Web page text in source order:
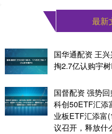
最新
国华通配资 王
掏2.7亿认购宇
国督配资 强势
科创50ETF汇添
业板ETF汇添富
议召开，释放什